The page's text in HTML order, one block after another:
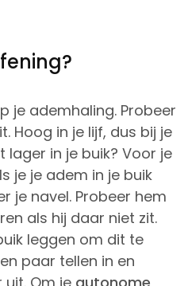
je ademhaling. Probeer
Hoog in je lijf, dus bij je
in je buik? Voor je
je je adem in je buik
je navel. Probeer hem
als hij daar niet zit.
leggen om dit te
paar tellen in en